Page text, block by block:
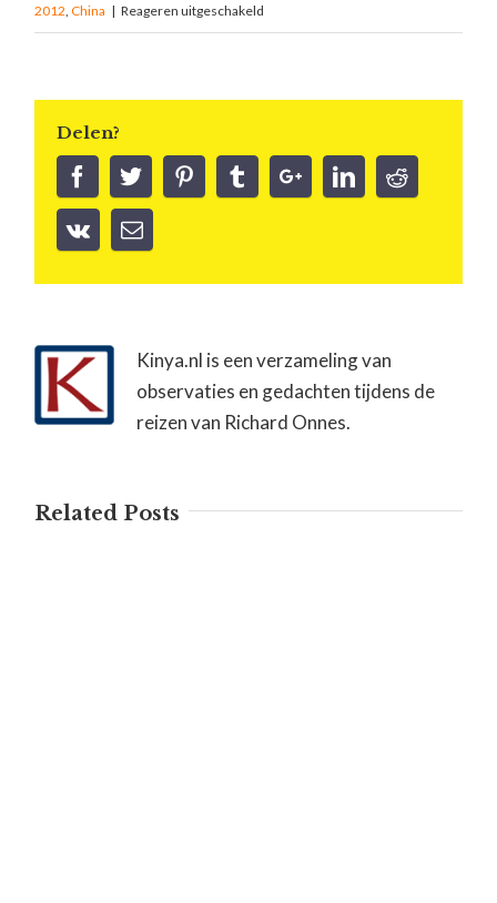
2012 China | Reageren uitgeschakeld
Delen?
Kinya.nl is een verzameling van
observaties en gedachten tijdens de
reizen van Richard Onnes.
Related Posts